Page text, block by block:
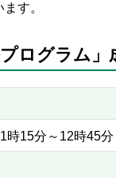
す。
プログラム」
時15分～12時45分